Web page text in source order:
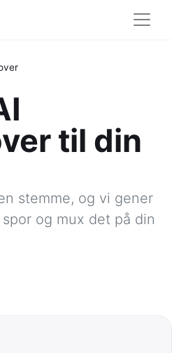
til din
stemme, og vi gener
og mux det på din